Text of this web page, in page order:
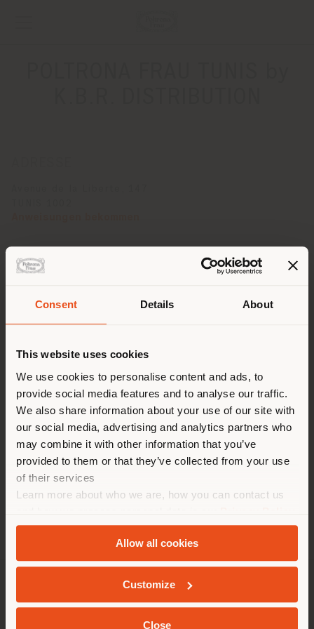
Consent Details About
This website uses cookies
We use cookies to personalise content and ads, to
provide social media features and to analyse our traffic.
We also share information about your use of our site with
our social media, advertising and analytics partners who
may combine it with other information that you’ve
provided to them or that they’ve collected from your use
of their services
Learn more about who we are, how you can contact us
andCookie Policy.
Allow all cookies
Customize
Close
[email protected]
EINEN TERMIN ANFRAGEN
ZEITEN
Montag 8:30 - 18:00
Dienstag 8:30 - 18:00
Mittwoch 8:30 - 18:00
Donnerstag 8:30 - 18:00
Freitag 8:30 - 18:00
Samstag 13:00 - 19:00
Sonntag Geschlossen
Sie browsen in einem anderen
Land als Ihrem Standort. Wir
empfehlen Ihnen, sich richtig
zu orientieren, um Einkäufe
tätigen zu können. (us)
GEOLOKALISIERT